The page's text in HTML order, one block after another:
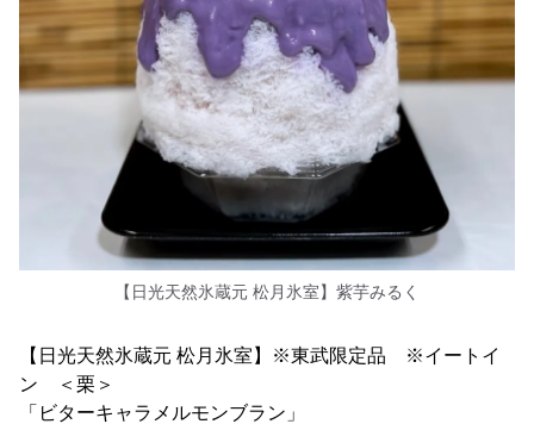
【日光天然氷蔵元 松月氷室】紫芋みるく
【日光天然氷蔵元 松月氷室】※東武限定品 ※イートイ
ン ＜栗＞
「ビターキャラメルモンブラン」